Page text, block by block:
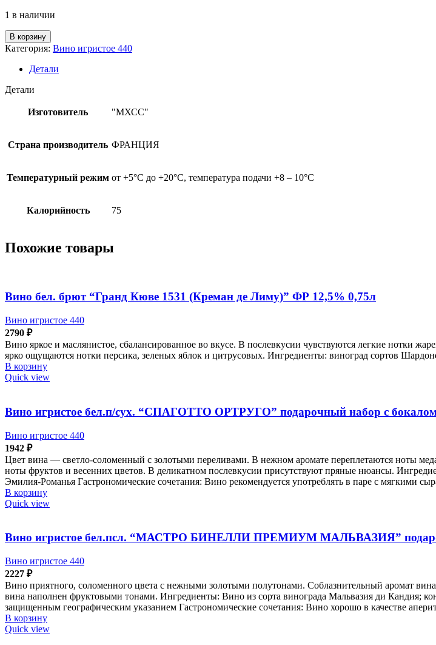
1 в наличии
Количество
товара
игристое
"Шампанское
Периньон
у
0,75л
В корзину
Категория: Вино игристое 440
Детали
Детали
Изготовитель "МХСС"
Страна производитель ФРАНЦИЯ
Температурный режим от +5°С до +20°С, температура подачи +8 – 10°С
Калорийность 75
Похожие товары
Вино бел. брют “Гранд Кюве 1531 (Креман де Лиму)” ФР 12,5% 0,75л
Вино игристое 440
2790 ₽
Вино яркое и маслянистое, сбалансированное во вкусе. В послевкусии чувствуются легкие нотки
ярко ощущаются нотки персика, зеленых яблок и цитрусовых. Ингредиенты: виноград сортов
В корзину
Quick view
Вино игристое бел.п/сух. “СПАГОТТО ОРТРУГО” подарочный набор с
Вино игристое 440
1942 ₽
Цвет вина — светло-соломенный с золотыми переливами. В нежном аромате переплетаются ноты
ноты фруктов и весенних цветов. В деликатном послевкусии присутствуют пряные нюансы.
Эмилия-Романья Гастрономические сочетания: Вино рекомендуется употреблять в паре с мягкими
В корзину
Quick view
Вино игристое бел.псл. “МАСТРО БИНЕЛЛИ ПРЕМИУМ МАЛЬВАЗИЯ”
Вино игристое 440
2227 ₽
Вино приятного, соломенного цвета с нежными золотыми полутонами. Соблазнительный аромат
вина наполнен фруктовыми тонами. Ингредиенты: Вино из сорта винограда Мальвазия ди Кандия;
защищенным географическим указанием Гастрономические сочетания: Вино хорошо в качестве
В корзину
Quick view